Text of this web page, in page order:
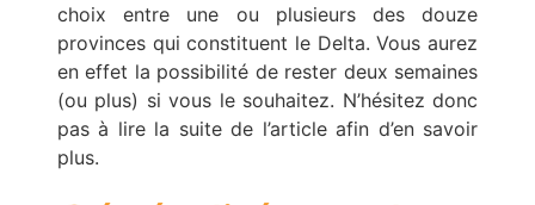
choix entre une ou plusieurs des douze
provinces qui constituent le Delta. Vous aurez
en effet la possibilité de rester deux semaines
(ou plus) si vous le souhaitez. N’hésitez donc
pas à lire la suite de l’article afin d’en savoir
plus.